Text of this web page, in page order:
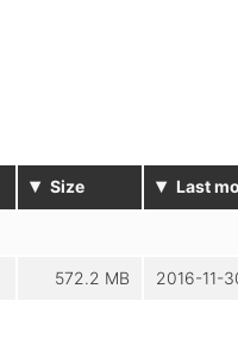
▾ Size ▾ Last
572.2 MB 2016-11-